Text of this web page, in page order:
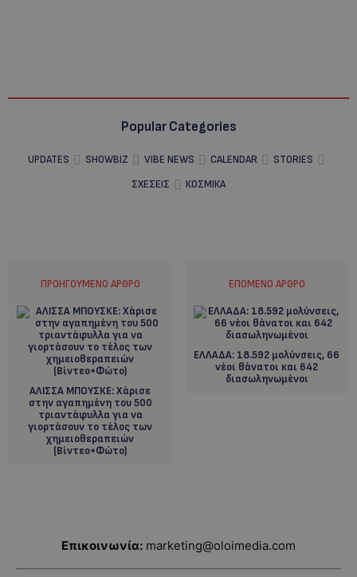
Popular Categories
UPDATES SHOWBIZ VIBE NEWS CALENDAR
STORIES
ΣΧΕΣΕΙΣ
ΚΟΣΜΙΚΑ
ΠΡΟΗΓΟΎΜΕΝΟ ΆΡΘΡΟ
AΛΙΣΣΑ ΜΠΟΥΣΚΕ: Xάρισε
στην αγαπημένη του 500
τριαντάφυλλα για να
γιορτάσουν το τέλος των
χημειοθεραπειών
(Βίντεο+Φώτο)
ΕΠΌΜΕΝΟ ΆΡΘΡΟ
ΕΛΛΑΔΑ: 18.592 μολύνσεις, 66
νέοι θάνατοι και 642
διασωληνωμένοι
Επικοινωνία: marketing@oloimedia.com